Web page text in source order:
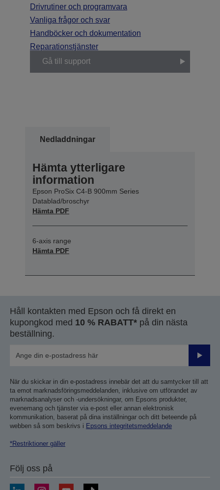
Drivrutiner och programvara
Vanliga frågor och svar
Handböcker och dokumentation
Reparationstjänster
Gå till support
Nedladdningar
Hämta ytterligare
information
Epson ProSix C4-B 900mm Series
Datablad/broschyr
Hämta PDF
6-axis range
Hämta PDF
Håll kontakten med Epson och få direkt en
kupongkod med 10 % RABATT* på din nästa
beställning.
Skicka
När du skickar in din e-postadress innebär det att du samtycker till att
ta emot marknadsföringsmeddelanden, inklusive om utförandet av
marknadsanalyser och -undersökningar, om Epsons produkter,
evenemang och tjänster via e-post eller annan elektronisk
kommunikation, baserat på dina inställningar och ditt beteende på
webben så som beskrivs i Epsons integritetsmeddelande
*Restriktioner gäller
Följ oss på